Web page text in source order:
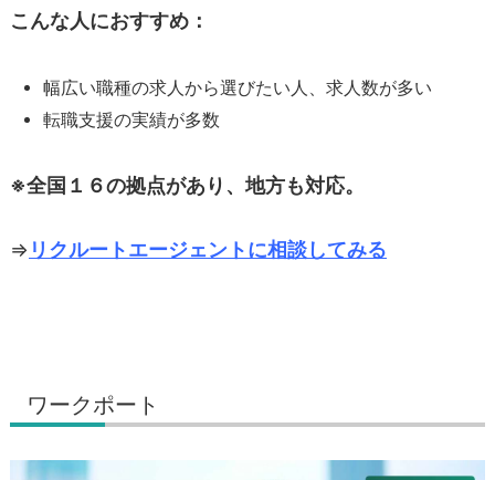
こんな人におすすめ：
幅広い職種の求人から選びたい人、求人数が多い
転職支援の実績が多数
※全国１６の拠点があり、地方も対応。
⇒ リクルートエージェントに相談してみる
ワークポート